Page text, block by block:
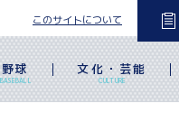
このサイトについて
野球
BASEBALL
文化・芸能
CULTURE